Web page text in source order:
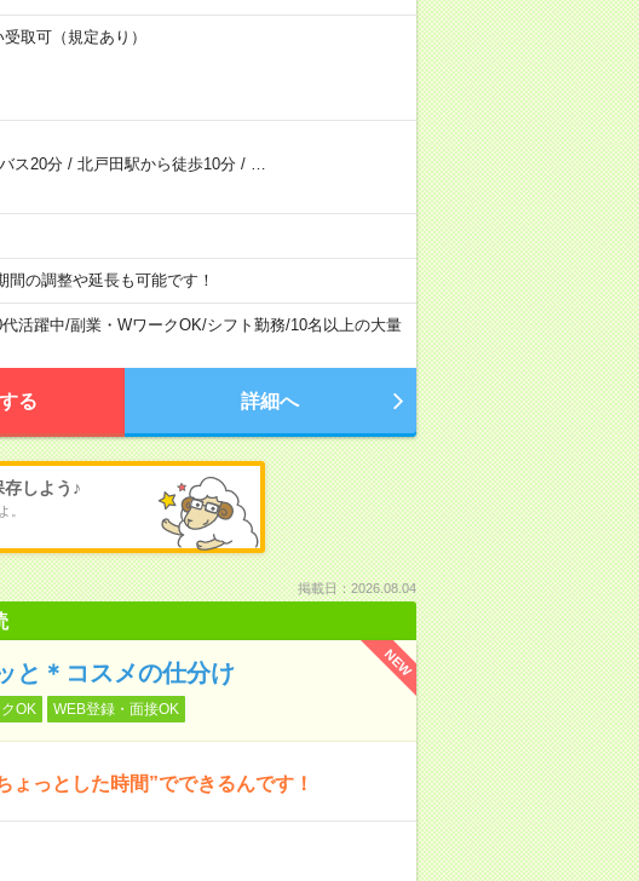
取可（規定あり）
ス20分/ 北戸田駅から徒歩10分/
の調整や延長も可能です！
活躍中/副業・WワークOK/シフト勤務/10名以上の大量
る 詳細へ
しよう♪
。
掲載日：2026.08.04
NEW
と＊コスメの仕分け
OK WEB登録・面接OK
っとした時間”でできるんです！